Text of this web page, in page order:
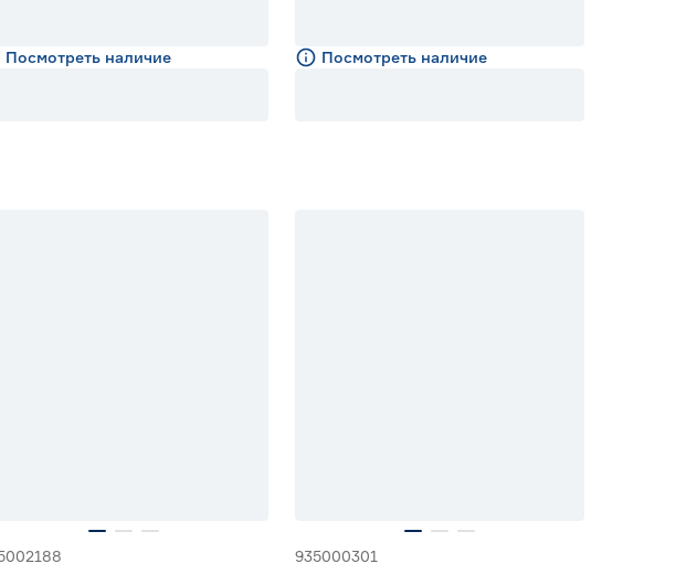
Посмотреть наличие Посмотреть наличие
935000301